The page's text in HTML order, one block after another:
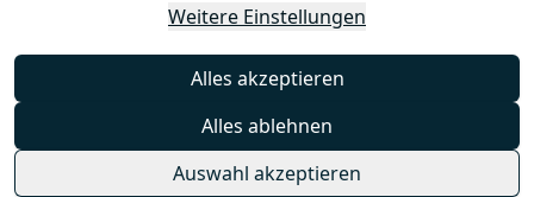
Weitere Einstellungen
Alles akzeptieren
Alles ablehnen
Auswahl akzeptieren
© Mambocat 2025